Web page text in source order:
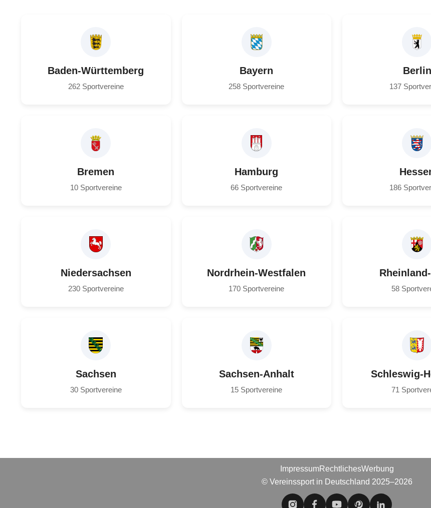
Baden-Württemberg
262 Sportvereine
Bayern
258 Sportvereine
Berlin
137
Bremen
10 Sportvereine
Hamburg
66 Sportvereine 186
Niedersachsen
230 Sportvereine
Nordrhein-Westfalen
170 Sportvereine 58
Sachsen
30 Sportvereine
Sachsen-Anhalt
15 Sportvereine
Schleswig-
71
ImpressumRechtlichesWerbung
© Vereinssport in Deutschland 2025–2026